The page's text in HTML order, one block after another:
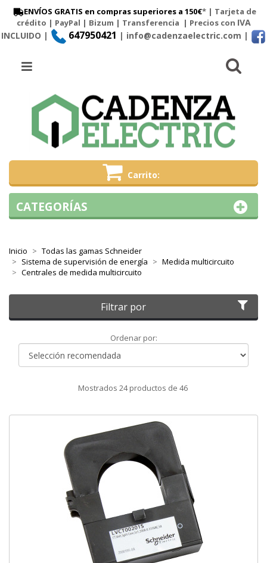
ENVÍOS GRATIS en compras superiores a 150€* | Tarjeta de
crédito | PayPal | Bizum | Transferencia | Precios con IVA
INCLUIDO |
647950421 | info@cadenzaelectric.com |
Carrito
Menú
Inicio
Todas las gamas Schneider
Sistema de supervisión de energía
Medida multicircuito
Centrales de medida multicircuito
Filtrar por
Ordenar por:Ordenar
Mostrados 24productos de 46
CATEGORÍAS